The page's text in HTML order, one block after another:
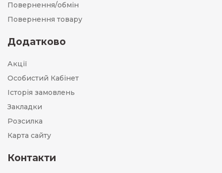
Повернення/обмін
Повернення товару
Додатково
Акції
Особистий Кабінет
Історія замовлень
Закладки
Розсилка
Карта сайту
Контакти